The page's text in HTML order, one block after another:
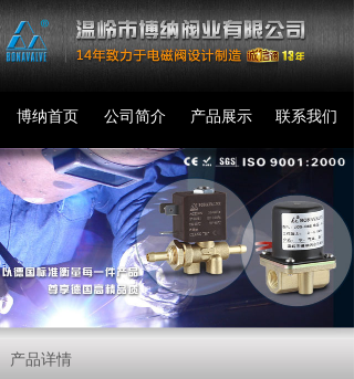
公司简介
博纳首页 联系我们
产品展示
产品详情